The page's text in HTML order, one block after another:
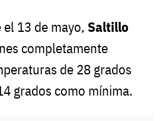
13 de mayo, Saltillo
completamente
de 28 grados
grados como mínima.